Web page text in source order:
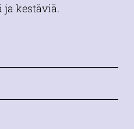
ja kestäviä.